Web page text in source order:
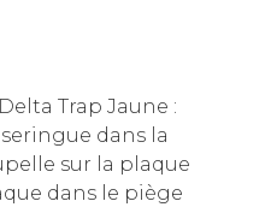
Trap Jaune :
dans la
sur la plaque
dans le piège